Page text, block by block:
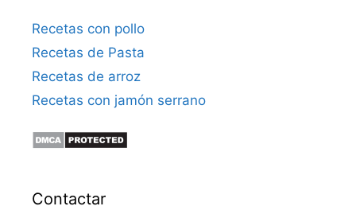
Recetas con pollo
Recetas de Pasta
Recetas de arroz
Recetas con jamón serrano
Contactar